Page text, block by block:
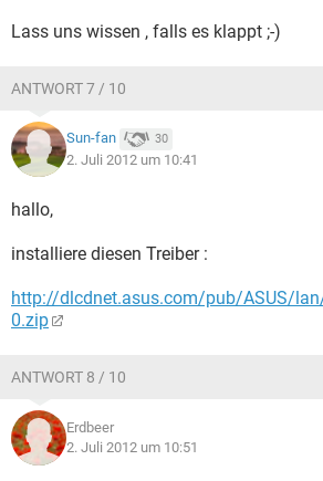
Lass uns wissen , falls es klappt ;-)
ANTWORT 7 / 10
Sun-fan 30
2. Juli 2012 um 10:41
hallo,
installiere diesen Treiber :
http://dlcdnet.asus.com/pub/ASUS/
0.zip
ANTWORT 8 / 10
Erdbeer
2. Juli 2012 um 10:51